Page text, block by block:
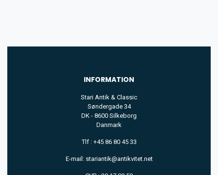
INFORMATION
Stari Antik & Classic
Søndergade 34
DK - 8600 Silkeborg
Danmark
Tlf : +45 86 80 45 33
E-mail: stariantik@antikvitet.net